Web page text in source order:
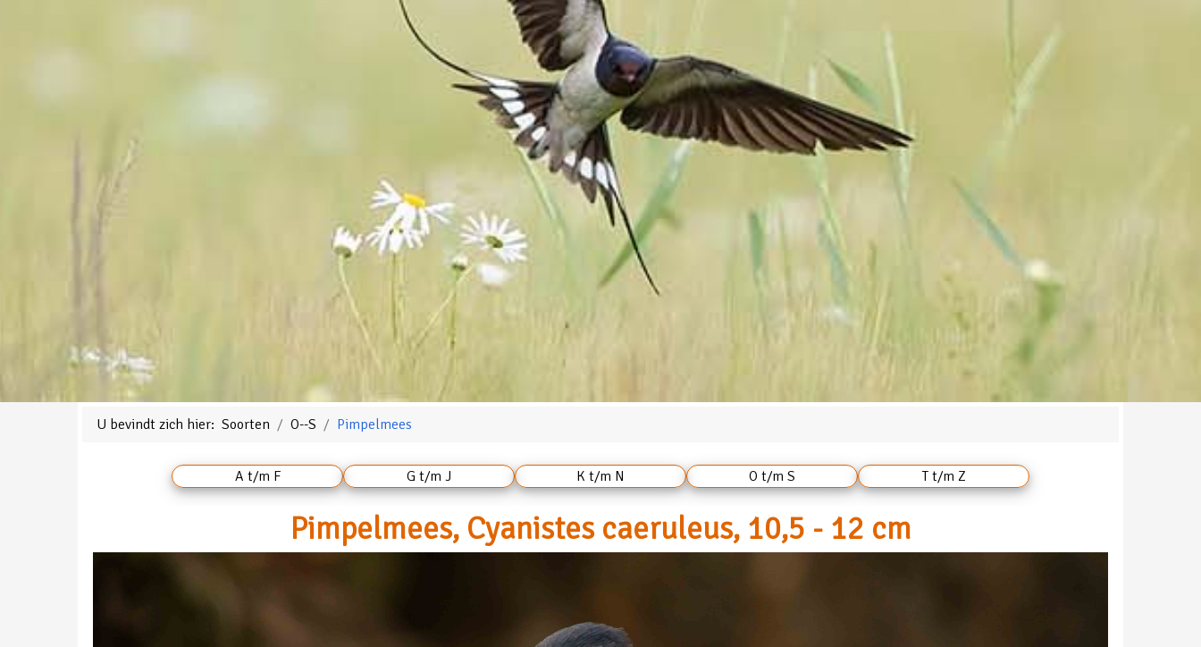
U bevindt zich hier: Soorten O--S Pimpelmees
A t/m F G t/m J K t/m N O t/m S T t/m Z
Pimpelmees, Cyanistes caeruleus, 10,5 - 12 cm